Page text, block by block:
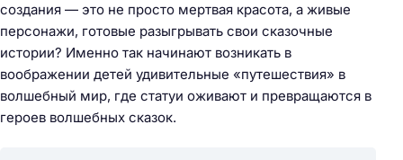
создания — это не просто мертвая красота, а живые
персонажи, готовые разыгрывать свои сказочные
истории? Именно так начинают возникать в
воображении детей удивительные «путешествия» в
волшебный мир, где статуи оживают и превращаются в
героев волшебных сказок.